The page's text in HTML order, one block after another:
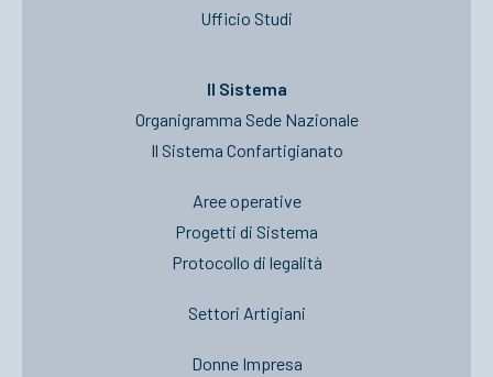
Ufficio Studi
Il Sistema
Organigramma Sede Nazionale
Il Sistema Confartigianato
Aree operative
Progetti di Sistema
Protocollo di legalità
Settori Artigiani
Donne Impresa